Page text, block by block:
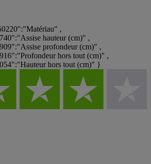
,
hauteur (cm)" ,
profondeur (cm)" ,
hors tout (cm)" ,
hors tout (cm)" }